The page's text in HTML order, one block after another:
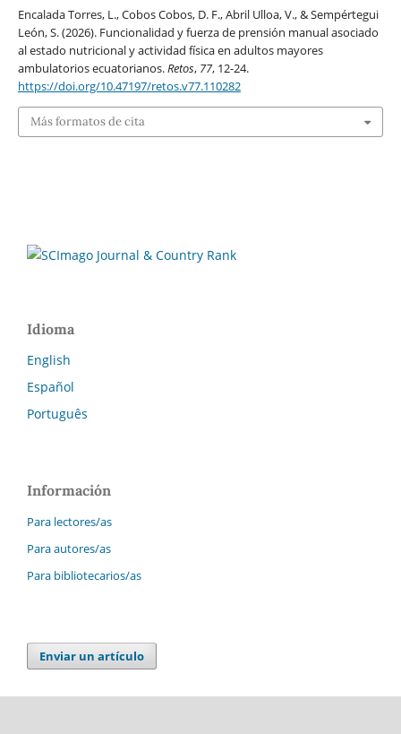
Encalada Torres, L., Cobos Cobos, D. F., Abril Ulloa, V., & Sempértegui
León, S. (2026). Funcionalidad y fuerza de prensión manual asociado
al estado nutricional y actividad física en adultos mayores
ambulatorios ecuatorianos.Retos, 77, 12-24.
https://doi.org/10.47197/retos.v77.110282
Más formatos de cita
Idioma
English
Español
Português
Información
Para lectores/as
Para autores/as
Para bibliotecarios/as
Enviar un artículo